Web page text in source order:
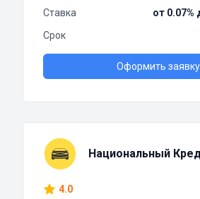
Ставка
от 0.07%
Срок
Оформить заявку
Национальный
4.0